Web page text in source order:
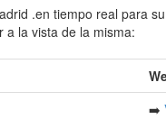
.en tiempo real para
a la vista de la misma:
➡️